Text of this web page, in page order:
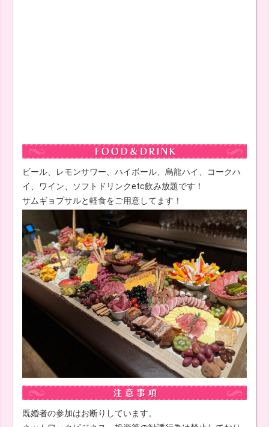
ビール、レモンサワー、ハイボール、烏龍ハイ、コークハ
イ、ワイン、ソフトドリンクetc飲み放題です！
サムギョプサルと軽食をご用意してます！
既婚者の参加はお断りしています。